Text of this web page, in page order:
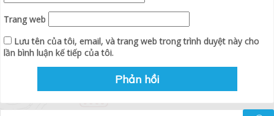
Trang web
Lưu tên của tôi, email, và trang web trong trình duyệt này cho
lần bình luận kế tiếp của tôi.